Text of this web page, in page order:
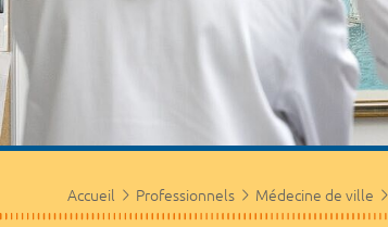
Accueil Professionnels Médecine de ville